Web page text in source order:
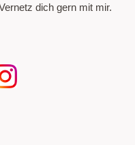
dich gern mit mir.